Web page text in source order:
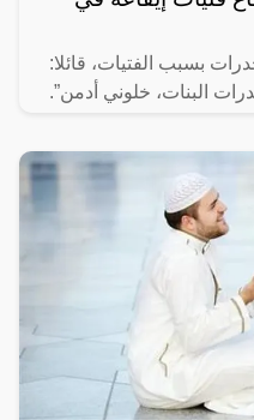
بسبب الفتيات، قائلا:
البنات، خلوني أدمن”.